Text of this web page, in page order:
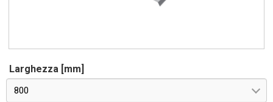
Larghezza [mm]
800